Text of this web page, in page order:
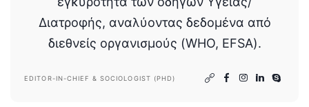
Διατροφής, αναλύοντας δεδομένα από
διεθνείς οργανισμούς (WHO, EFSA).
EDITOR-IN-CHIEF & SOCIOLOGIST (PHD)